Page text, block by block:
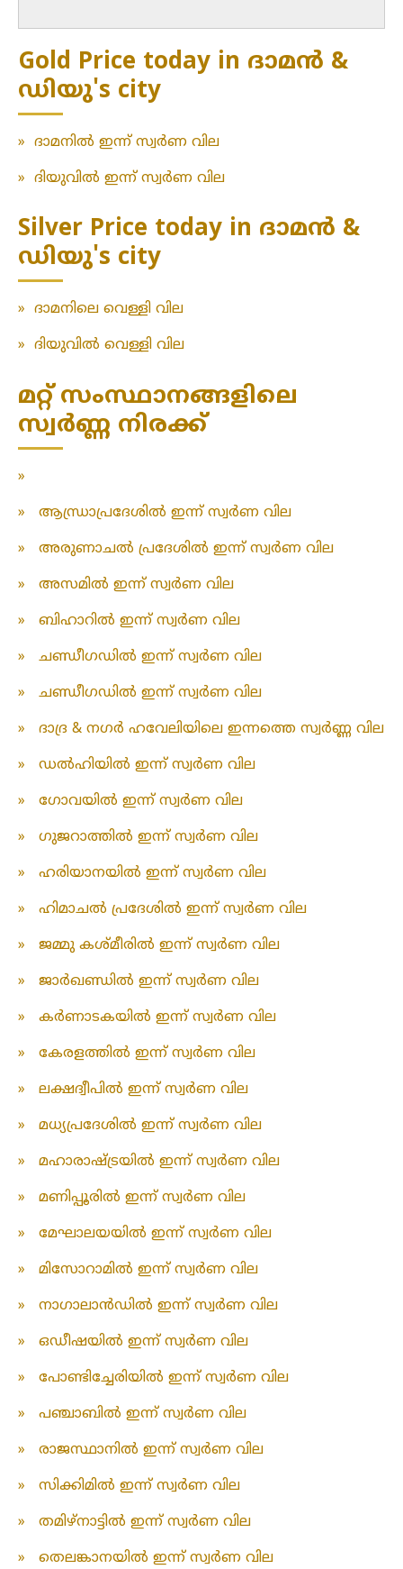
Gold Price today in ദാമൻ &
ഡിയു's city
» ദാമനിൽ ഇന്ന് സ്വർണ വില
» ദിയുവിൽ ഇന്ന് സ്വർണ വില
Silver Price today in ദാമൻ &
ഡിയു's city
» ദാമനിലെ വെള്ളി വില
» ദിയുവിൽ വെള്ളി വില
മറ്റ് സംസ്ഥാനങ്ങളിലെ
സ്വർണ്ണ നിരക്ക്
»
»
ആന്ധ്രാപ്രദേശിൽ ഇന്ന് സ്വർണ വില
»
അരുണാചൽ പ്രദേശിൽ ഇന്ന് സ്വർണ വില
»
അസമിൽ ഇന്ന് സ്വർണ വില
»
ബിഹാറിൽ ഇന്ന് സ്വർണ വില
»
ചണ്ഡീഗഡിൽ ഇന്ന് സ്വർണ വില
»
ചണ്ഡീഗഡിൽ ഇന്ന് സ്വർണ വില
»
ദാദ്ര & നഗർ ഹവേലിയിലെ ഇന്നത്തെ സ്വർണ്ണ വില
»
ഡൽഹിയിൽ ഇന്ന് സ്വർണ വില
»
ഗോവയിൽ ഇന്ന് സ്വർണ വില
»
ഗുജറാത്തിൽ ഇന്ന് സ്വർണ വില
»
ഹരിയാനയിൽ ഇന്ന് സ്വർണ വില
»
ഹിമാചൽ പ്രദേശിൽ ഇന്ന് സ്വർണ വില
»
ജമ്മു കശ്മീരിൽ ഇന്ന് സ്വർണ വില
»
ജാർഖണ്ഡിൽ ഇന്ന് സ്വർണ വില
»
കർണാടകയിൽ ഇന്ന് സ്വർണ വില
»
കേരളത്തിൽ ഇന്ന് സ്വർണ വില
»
ലക്ഷദ്വീപിൽ ഇന്ന് സ്വർണ വില
»
മധ്യപ്രദേശിൽ ഇന്ന് സ്വർണ വില
»
മഹാരാഷ്ട്രയിൽ ഇന്ന് സ്വർണ വില
»
മണിപ്പൂരിൽ ഇന്ന് സ്വർണ വില
»
മേഘാലയയിൽ ഇന്ന് സ്വർണ വില
»
മിസോറാമിൽ ഇന്ന് സ്വർണ വില
»
നാഗാലാൻഡിൽ ഇന്ന് സ്വർണ വില
»
ഒഡീഷയിൽ ഇന്ന് സ്വർണ വില
»
പോണ്ടിച്ചേരിയിൽ ഇന്ന് സ്വർണ വില
»
പഞ്ചാബിൽ ഇന്ന് സ്വർണ വില
»
രാജസ്ഥാനിൽ ഇന്ന് സ്വർണ വില
»
സിക്കിമിൽ ഇന്ന് സ്വർണ വില
»
തമിഴ്‌നാട്ടിൽ ഇന്ന് സ്വർണ വില
»
തെലങ്കാനയിൽ ഇന്ന് സ്വർണ വില